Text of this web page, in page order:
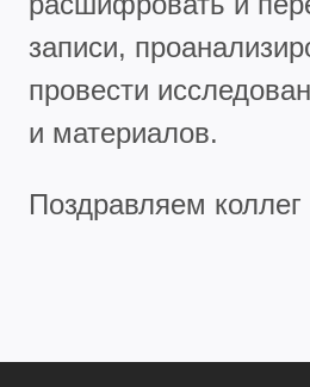
записи,
провести
и материалов.
Поздравляем коллег